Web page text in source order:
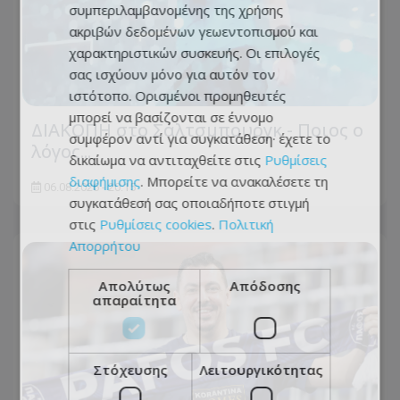
ΔΙΑΚΟΠΗ στο Σάλτσμπουργκ - Ποιος ο
λόγος...
06.08.2026 - 20:15
συμπεριλαμβανομένης της χρήσης
ακριβών δεδομένων γεωεντοπισμού και
χαρακτηριστικών συσκευής. Οι επιλογές
σας ισχύουν μόνο για αυτόν τον
ιστότοπο. Ορισμένοι προμηθευτές
μπορεί να βασίζονται σε έννομο
συμφέρον αντί για συγκατάθεση· έχετε το
δικαίωμα να αντιταχθείτε στις Ρυθμίσεις
διαφήμισης. Μπορείτε να ανακαλέσετε τη
συγκατάθεσή σας οποιαδήποτε στιγμή
στις Ρυθμίσεις cookies. Πολιτική
Απορρήτου
Απολύτως
απαραίτητα
Απόδοσης
Στόχευσης Λειτουργικότητας